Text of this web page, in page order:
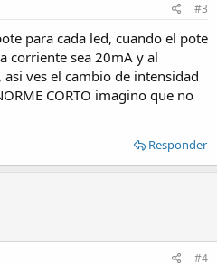
#3
para cada led, cuando el pote
corriente sea 20mA y al
ves el cambio de intensidad
CORTO imagino que no
Responder
#4